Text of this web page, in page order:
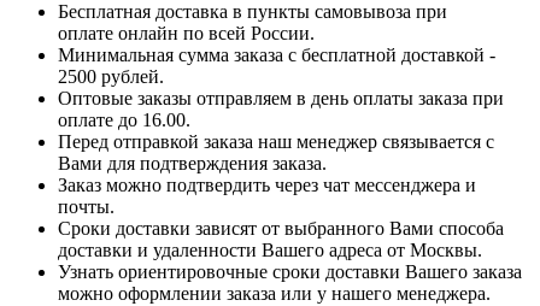
Бесплатная доставка в пункты самовывоза при
оплате онлайн по всей России.
Минимальная сумма заказа с бесплатной доставкой -
2500 рублей.
Оптовые заказы отправляем в день оплаты заказа при
оплате до 16.00.
Перед отправкой заказа наш менеджер связывается с
Вами для подтверждения заказа.
Заказ можно подтвердить через чат мессенджера и
почты.
Сроки доставки зависят от выбранного Вами способа
доставки и удаленности Вашего адреса от Москвы.
Узнать ориентировочные сроки доставки Вашего заказа
можно оформлении заказа или у нашего менеджера.